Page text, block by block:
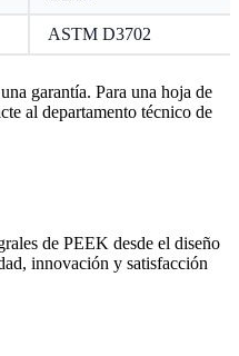
ASTM D3702
garantía. Para una hoja de
al departamento técnico de
de PEEK desde el diseño
innovación y satisfacción